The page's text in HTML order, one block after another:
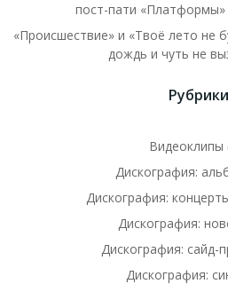
пост-пати «Платформы»
«Происшествие» и «Твоё лето не
дождь и чуть не
Рубрики
Видеоклипы
Дискография:
Дискография:
Дискография:
Дискография: сайд-
Дискография: